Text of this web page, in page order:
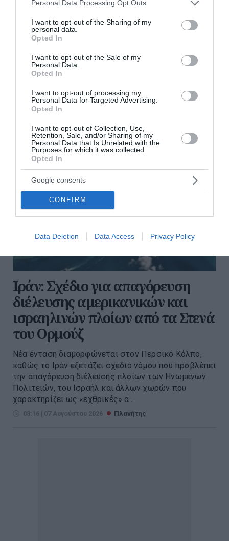
not limited to your visit or usage behaviour. You may click to
grant or deny consent to Google and its third-party tags to
use your data for below specified purposes in below Google
consent section.
Personal Data Processing Opt Outs
I want to opt-out of the Sharing of my
personal data.
Opted In
I want to opt-out of the Sale of my
Personal Data.
Opted In
I want to opt-out of processing my
Personal Data for Targeted Advertising.
Opted In
I want to opt-out of Collection, Use,
Retention, Sale, and/or Sharing of my
Personal Data that Is Unrelated with the
Purposes for which it was collected.
Opted In
Google consents
CONFIRM
Data Deletion Data Access Privacy Policy
γέφυρας του Μεγάλου
Κωνσταντίνου (Photos)
Η στάθμη του νερού στον ποταμό Δούναβη έχει
τμήματα από τα θεμέλια της αρχαίας Γέφυρας του
Κωνσταντίνου. Οι Βούλγαροι αρχαιολόγοι έχουν μια
21:20 | 06 Αυγούστου 2026 Πλανήτης
Ιράν: Σχέδιο για απαγόρευση
διέλευσης αμερικανικών και
ισραηλινών πλοίων από τα Στενά
του Ορμούζ
Νέα ένταση διαμορφώνεται στον Περσικό Κόλπο,
καθώς το Ιράν εξετάζει σχέδιο νόμου που προβλέπει
την απαγόρευση διέλευσης πλοίων των Ηνωμένων
Πολιτειών, του Ισραήλ και άλλων χωρών που
χαρακτηρίζει ως «εχθρικές» α...
08:16 | 07 Αυγούστου 2026 Πλανήτης